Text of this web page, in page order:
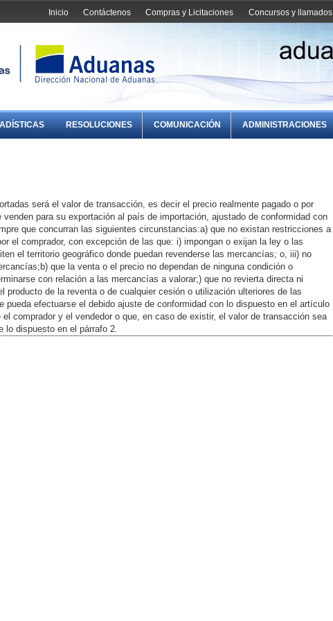
Concursos y llamados
Compras y Licitaciones
Contáctenos
Inicio
RESOLUCIONES COMUNICACIÓN ADMINISTRACIONES
será el valor de transacción, es decir el precio realmente pagado o por
para su exportación al país de importación, ajustado de conformidad con
que concurran las siguientes circunstancias:a) que no existan restricciones a
el comprador, con excepción de las que: i) impongan o exijan la ley o las
el territorio geográfico donde puedan revenderse las mercancías; o, iii) no
que la venta o el precio no dependan de ninguna condición o
con relación a las mercancías a valorar;) que no revierta directa ni
producto de la reventa o de cualquier cesión o utilización ulteriores de las
pueda efectuarse el debido ajuste de conformidad con lo dispuesto en el artículo
comprador y el vendedor o que, en caso de existir, el valor de transacción sea
lo dispuesto en el párrafo 2.